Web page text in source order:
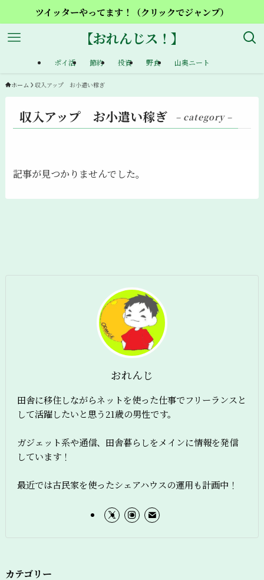
ツイッターやってます！（クリックでジャンプ）
【おれんじス！】
ポイ活 節約 投資 野食 山奥ニート
ホーム 収入アップ お小遣い稼ぎ
収入アップ お小遣い稼ぎ – category –
記事が見つかりませんでした。
おれんじ
田舎に移住しながらネットを使った仕事でフリーランスと
して活躍したいと思う21歳の男性です。
ガジェット系や通信、田舎暮らしをメインに情報を発信
しています！
最近では古民家を使ったシェアハウスの運用も計画中！
カテゴリー